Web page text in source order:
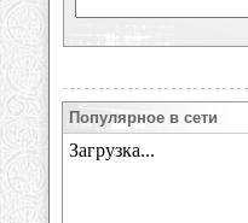
Популярное в сети